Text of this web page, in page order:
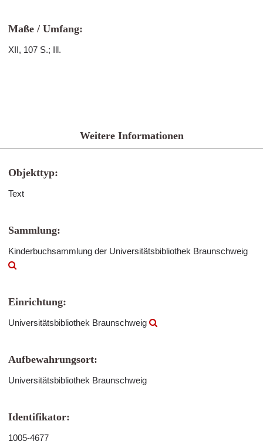
Maße / Umfang:
XII, 107 S.; Ill.
Weitere Informationen
Objekttyp:
Text
Sammlung:
Kinderbuchsammlung der Universitätsbibliothek Braunschweig
Einrichtung:
Universitätsbibliothek Braunschweig
Aufbewahrungsort:
Universitätsbibliothek Braunschweig
Identifikator:
1005-4677